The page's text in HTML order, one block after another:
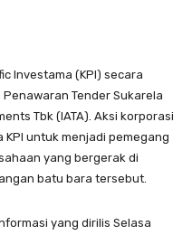
Investama (KPI) secara
Tender Sukarela
Tbk (IATA). Aksi korporasi
untuk menjadi pemegang
yang bergerak di
batu bara tersebut.
yang dirilis Selasa